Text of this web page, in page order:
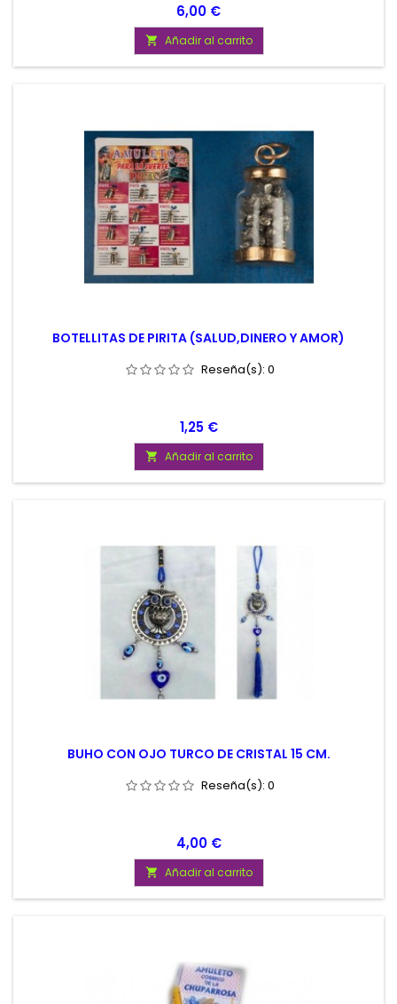
Precio
6,00 €
 Añadir al carrito
BOTELLITAS DE PIRITA (SALUD,DINERO Y AMOR)
Reseña(s): 0
Precio
1,25 €
 Añadir al carrito
BUHO CON OJO TURCO DE CRISTAL 15 CM.
Reseña(s): 0
Precio
4,00 €
 Añadir al carrito